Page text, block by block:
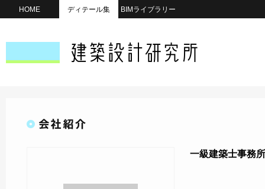
HOME ディテール集 BIMライブラリー
一級建築士事務